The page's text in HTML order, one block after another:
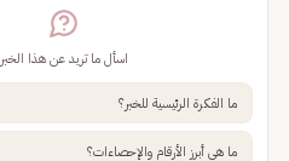
اسأل ما تريد عن هذا الخبر
ما الفكرة الرئيسية للخبر؟
ما هي أبرز الأرقام والإحصاءات؟